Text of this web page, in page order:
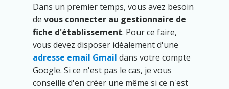
Dans un premier temps, vous avez besoin
de vous connecter au gestionnaire de
fiche d'établissement. Pour ce faire,
vous devez disposer idéalement d'une
adresse email Gmail dans votre compte
Google. Si ce n'est pas le cas, je vous
conseille d'en créer une même si ce n'est